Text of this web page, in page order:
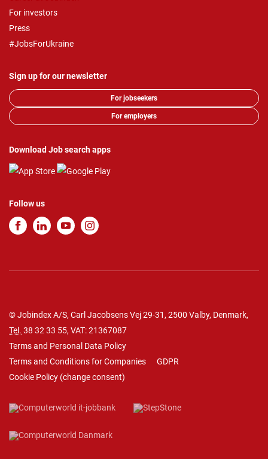
For investors
Press
#JobsForUkraine
Sign up for our newsletter
For jobseekers
For employers
Download Job search apps
Follow us
© Jobindex A/S, Carl Jacobsens Vej 29-31, 2500 Valby, Denmark,
Tel. 38 32 33 55, VAT: 21367087
Terms and Personal Data Policy
Terms and Conditions for Companies
GDPR
Cookie Policy (change consent)